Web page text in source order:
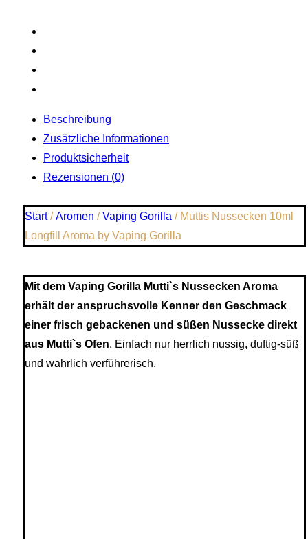
Beschreibung
Zusätzliche Informationen
Produktsicherheit
Rezensionen (0)
Start/Aromen /Vaping Gorilla / Muttis Nussecken 10ml
Longfill Aroma by Vaping Gorilla
Mit dem Vaping Gorilla Mutti`s Nussecken Aroma
erhält der anspruchsvolle Kenner den Geschmack
einer frisch gebackenen und süßen Nussecke direkt
aus Mutti`s Ofen. Einfach nur herrlich nussig, duftig-süß
und wahrlich verführerisch.